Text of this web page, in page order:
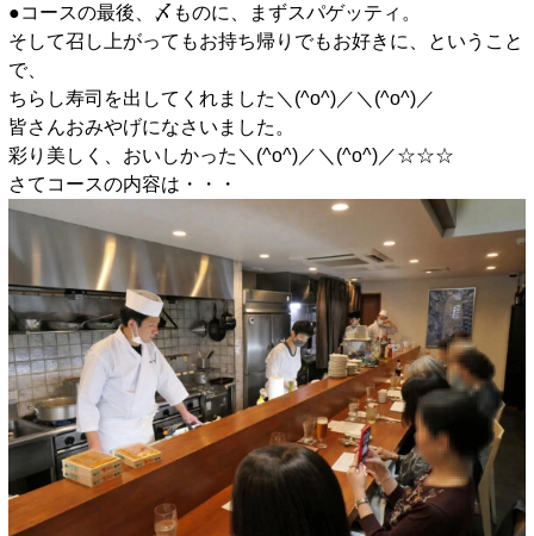
●コースの最後、〆ものに、まずスパゲッティ。
そして召し上がってもお持ち帰りでもお好きに、ということ
で、
ちらし寿司を出してくれました＼(^o^)／＼(^o^)／
皆さんおみやげになさいました。
彩り美しく、おいしかった＼(^o^)／＼(^o^)／☆☆☆
さてコースの内容は・・・